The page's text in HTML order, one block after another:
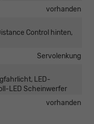
vorhanden
Control hinten,
Servolenkung
LED-
LED Scheinwerfer
vorhanden